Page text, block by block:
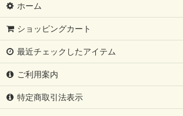
《 自社出版本&自社商品 》
《 新品／新刊 》
《 古本 》
＜洋書絵本＞
ホーム
ショッピングカート
最近チェックしたアイテム
ご利用案内
特定商取引法表示